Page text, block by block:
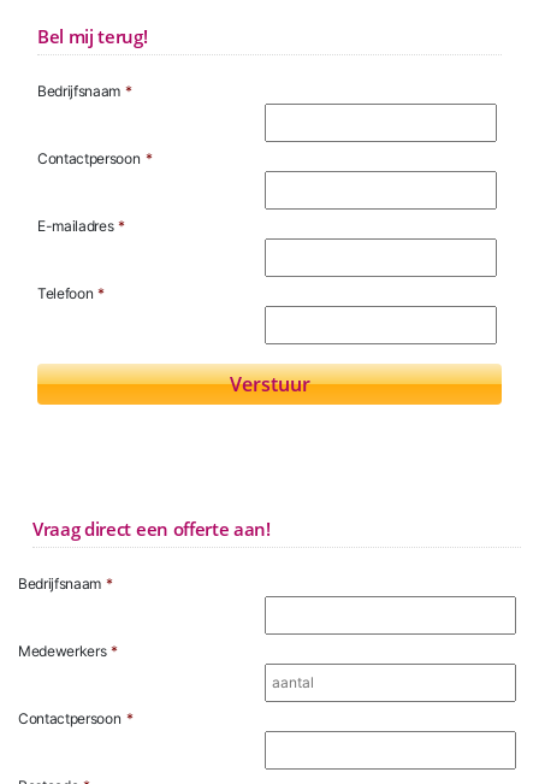
Bel mij terug!
Bedrijfsnaam *
Contactpersoon *
E-mailadres *
Telefoon *
Vraag direct een offerte aan!
Bedrijfsnaam *
Medewerkers *
Contactpersoon *